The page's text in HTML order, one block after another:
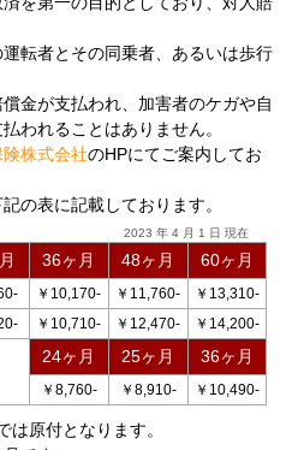
転者とその同乗者、あるいは歩行
金が支払われ、加害者のケガや自
われることはありません。
株式会社のHPにてご案内してお
の表に記載しております。
2023 年 4 月 1 日 現在
36ヶ月 48ヶ月 60ヶ月
￥10,170- ￥11,760-
￥13,310-
￥10,710- ￥12,470- ￥14,200-
24ヶ月 25ヶ月 36ヶ月
￥8,760- ￥8,910- ￥10,490-
は原付となります。